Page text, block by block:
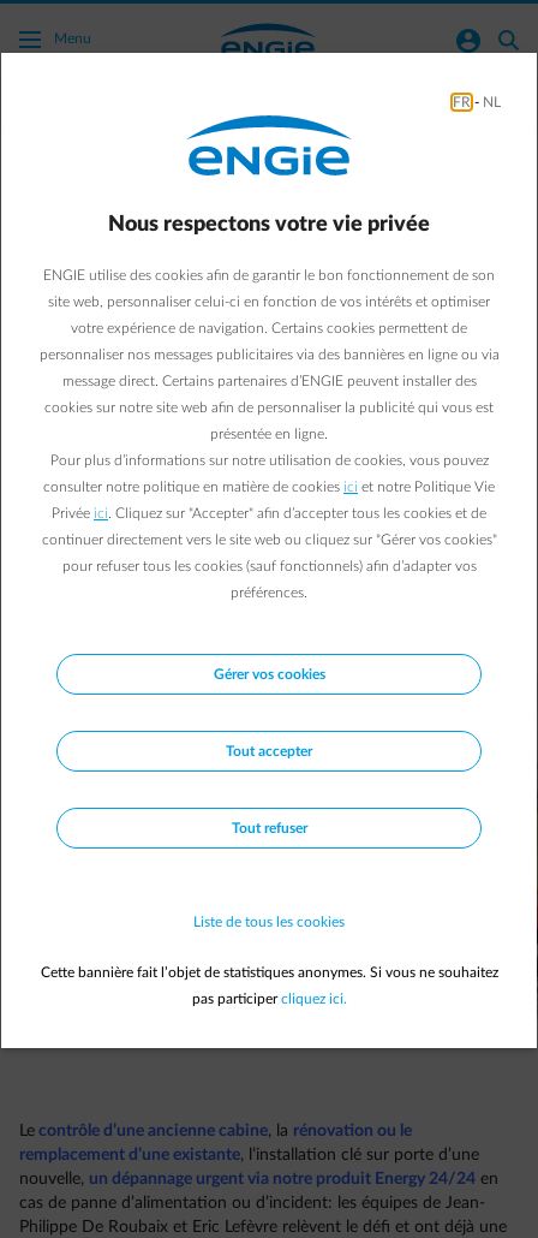
Acc�der au contenu principal
Menu normal-account-circle search
Safe & Reliable Installations
Les 2 infractions les plus
fréquentes lors du
contrôle d’une cabine à
haute tension
La sécurité de vos collaborateurs et la continuité de vos
activités sont deux raisons de base pour une bonne gestion
de vos installations. Nos experts ont contrôlé plus de 1500
cabines depuis 2012. Deux infractions reviennent 9 fois sur
Le contrôle d’une ancienne cabine, la rénovation ou le
remplacement d’une existante, l’installation clé sur porte d’une
nouvelle, un dépannage urgent via notre produit Energy 24/24 en
cas de panne d’alimentation ou d’incident: les équipes de Jean-
Philippe De Roubaix et Eric Lefèvre relèvent le défi et ont déjà une
FR - NL
Nous respectons votre vie privée
ENGIE utilise des cookies afin de garantir le bon fonctionnement de son
site web, personnaliser celui-ci en fonction de vos intérêts et optimiser
votre expérience de navigation. Certains cookies permettent de
personnaliser nos messages publicitaires via des bannières en ligne ou via
message direct. Certains partenaires d’ENGIE peuvent installer des
cookies sur notre site web afin de personnaliser la publicité qui vous est
présentée en ligne.
Pour plus d’informations sur notre utilisation de cookies, vous pouvez
consulter notre politique en matière de cookies ici et notre Politique Vie
Privée ici . Cliquez sur "Accepter" afin d’accepter tous les cookies et de
continuer directement vers le site web ou cliquez sur "Gérer vos cookies"
pour refuser tous les cookies (sauf fonctionnels) afin d’adapter vos
préférences.
Gérer vos cookies
Tout accepter
Tout refuser
Liste de tous les cookies
Cette bannière fait l’objet de statistiques anonymes. Si vous ne souhaitez
pas participercliquez ici.